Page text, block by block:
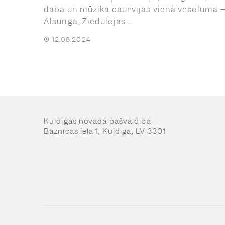
daba un mūzika caurvijās vienā veselumā
Alsungā, Ziedulejas ...
12.08.2024
Kuldīgas novada pašvaldība
Baznīcas iela 1, Kuldīga, LV 3301